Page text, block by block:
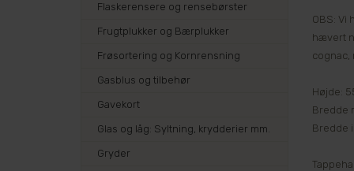
OBS: Vi
hævert
cognac,
Højde:
Bredde
Bredde
Flaskerensere og rensebørster
Frugtplukker og Bærplukker
Frøsortering og Kornrensning
Gasblus og tilbehør
Gavekort
Glas og låg: Syltning, krydderier mm.
Gryder